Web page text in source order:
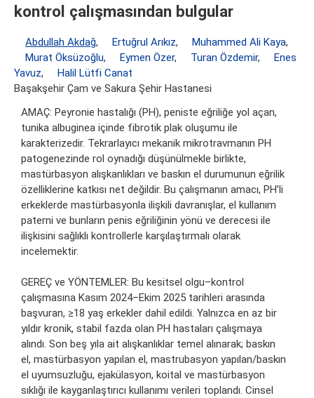
kontrol çalışmasından bulgular
Abdullah Akdağ, Ertuğrul Arıkız, Muhammed Ali Kaya,
Murat Öksüzoğlu, Eymen Özer, Turan Özdemir,
Enes
Yavuz,
Halil Lütfi Canat
Başakşehir Çam ve Sakura Şehir Hastanesi
AMAÇ: Peyronie hastalığı (PH), peniste eğriliğe yol açan,
tunika albuginea içinde fibrotik plak oluşumu ile
karakterizedir. Tekrarlayıcı mekanik mikrotravmanın PH
patogenezinde rol oynadığı düşünülmekle birlikte,
mastürbasyon alışkanlıkları ve baskın el durumunun eğrilik
özelliklerine katkısı net değildir. Bu çalışmanın amacı, PH’li
erkeklerde mastürbasyonla ilişkili davranışlar, el kullanım
paterni ve bunların penis eğriliğinin yönü ve derecesi ile
ilişkisini sağlıklı kontrollerle karşılaştırmalı olarak
incelemektir.
GEREÇ ve YÖNTEMLER: Bu kesitsel olgu–kontrol
çalışmasına Kasım 2024–Ekim 2025 tarihleri arasında
başvuran, ≥18 yaş erkekler dahil edildi. Yalnızca en az bir
yıldır kronik, stabil fazda olan PH hastaları çalışmaya
alındı. Son beş yıla ait alışkanlıklar temel alınarak; baskın
el, mastürbasyon yapılan el, mastrubasyon yapılan/baskın
el uyumsuzluğu, ejakülasyon, koital ve mastürbasyon
sıklığı ile kayganlaştırıcı kullanımı verileri toplandı. Cinsel